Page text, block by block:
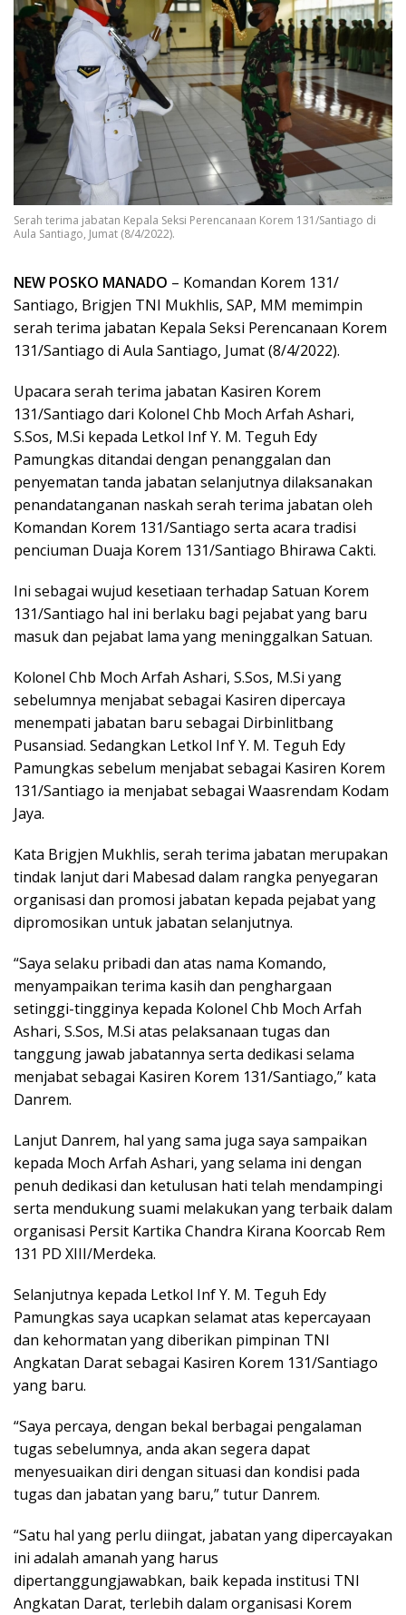
Serah terima jabatan Kepala Seksi Perencanaan Korem 131/Santiago di
Aula Santiago, Jumat (8/4/2022).
NEW POSKO MANADO – Komandan Korem 131/
Santiago, Brigjen TNI Mukhlis, SAP, MM memimpin
serah terima jabatan Kepala Seksi Perencanaan Korem
131/Santiago di Aula Santiago, Jumat (8/4/2022).
Upacara serah terima jabatan Kasiren Korem
131/Santiago dari Kolonel Chb Moch Arfah Ashari,
S.Sos, M.Si kepada Letkol Inf Y. M. Teguh Edy
Pamungkas ditandai dengan penanggalan dan
penyematan tanda jabatan selanjutnya dilaksanakan
penandatanganan naskah serah terima jabatan oleh
Komandan Korem 131/Santiago serta acara tradisi
penciuman Duaja Korem 131/Santiago Bhirawa Cakti.
Ini sebagai wujud kesetiaan terhadap Satuan Korem
131/Santiago hal ini berlaku bagi pejabat yang baru
masuk dan pejabat lama yang meninggalkan Satuan.
Kolonel Chb Moch Arfah Ashari, S.Sos, M.Si yang
sebelumnya menjabat sebagai Kasiren dipercaya
menempati jabatan baru sebagai Dirbinlitbang
Pusansiad. Sedangkan Letkol Inf Y. M. Teguh Edy
Pamungkas sebelum menjabat sebagai Kasiren Korem
131/Santiago ia menjabat sebagai Waasrendam Kodam
Jaya.
Kata Brigjen Mukhlis, serah terima jabatan merupakan
tindak lanjut dari Mabesad dalam rangka penyegaran
organisasi dan promosi jabatan kepada pejabat yang
dipromosikan untuk jabatan selanjutnya.
“Saya selaku pribadi dan atas nama Komando,
menyampaikan terima kasih dan penghargaan
setinggi-tingginya kepada Kolonel Chb Moch Arfah
Ashari, S.Sos, M.Si atas pelaksanaan tugas dan
tanggung jawab jabatannya serta dedikasi selama
menjabat sebagai Kasiren Korem 131/Santiago,” kata
Danrem.
Lanjut Danrem, hal yang sama juga saya sampaikan
kepada Moch Arfah Ashari, yang selama ini dengan
penuh dedikasi dan ketulusan hati telah mendampingi
serta mendukung suami melakukan yang terbaik dalam
organisasi Persit Kartika Chandra Kirana Koorcab Rem
131 PD XIII/Merdeka.
Selanjutnya kepada Letkol Inf Y. M. Teguh Edy
Pamungkas saya ucapkan selamat atas kepercayaan
dan kehormatan yang diberikan pimpinan TNI
Angkatan Darat sebagai Kasiren Korem 131/Santiago
yang baru.
“Saya percaya, dengan bekal berbagai pengalaman
tugas sebelumnya, anda akan segera dapat
menyesuaikan diri dengan situasi dan kondisi pada
tugas dan jabatan yang baru,” tutur Danrem.
“Satu hal yang perlu diingat, jabatan yang dipercayakan
ini adalah amanah yang harus
dipertanggungjawabkan, baik kepada institusi TNI
Angkatan Darat, terlebih dalam organisasi Korem